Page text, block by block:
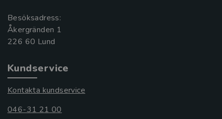
Besöksadress:
Åkergränden 1
Kundservice
Kontakta kundservice
046-31 21 00